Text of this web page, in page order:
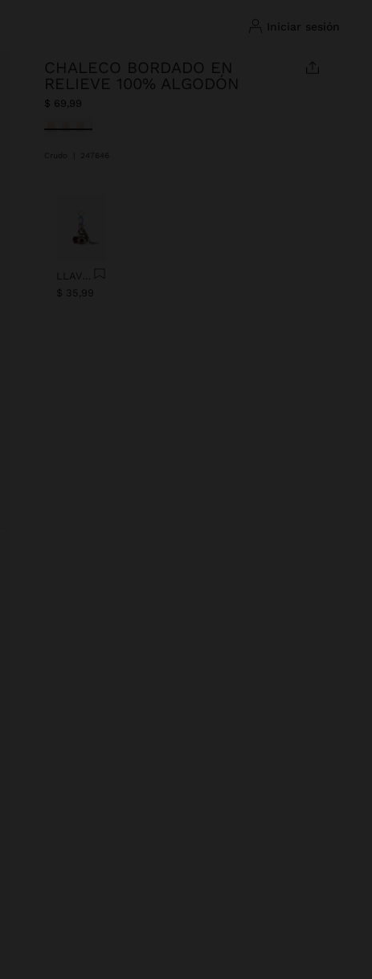
iniciar sesión
CHALECO BORDADO EN
RELIEVE 100% ALGODÓN
$ 69,99
Seleccionado
Crudo 247646
$ 35,99